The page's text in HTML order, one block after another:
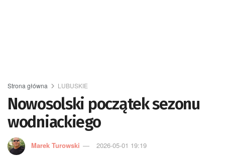
Strona główna LUBUSKIE
Nowosolski początek sezonu
wodniackiego
Marek Turowski 2026-05-01 19:19